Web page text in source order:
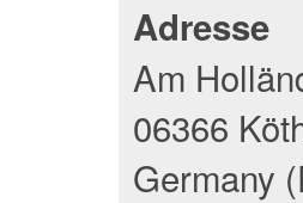
Adresse
Am
06366
Germany